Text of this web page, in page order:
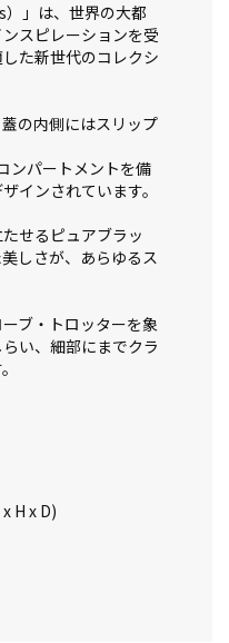
」は、世界の大都
スピレーションを受
た新世代のコレクシ
の内側にはスリップ
ンパートメントを備
インされています。
せるピュアブラッ
しさが、あらゆるス
ブ・トロッターを象
い、細部にまでクラ
H x D)